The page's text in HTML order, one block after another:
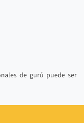
de gurú puede ser